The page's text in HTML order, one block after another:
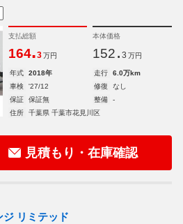
支払総額
164.3 万円
本体価格
152. 3 万円
年式 2018年 走行
6.0万km
車検
'27/12 修復
なし
保証
保証無 整備
-
住所
千葉県 千葉市花見川区
見積もり・在庫確認
ジ リミテッド